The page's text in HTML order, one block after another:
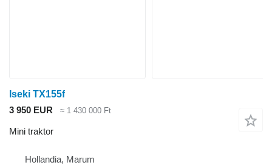
Iseki TX155f
3 950 EUR
≈ 1 430 000 Ft
Mini traktor
Hollandia, Marum